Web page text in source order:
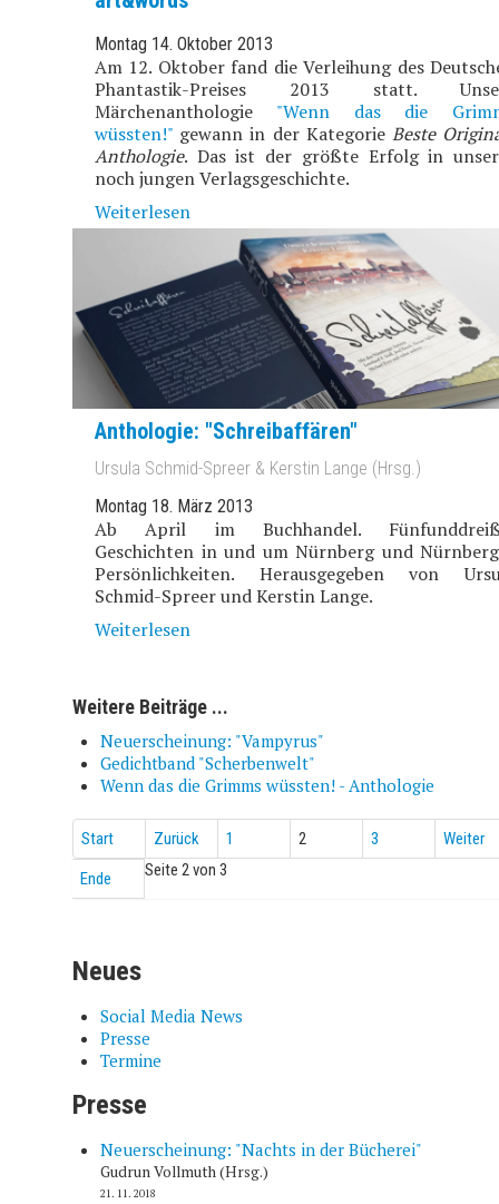
Montag 14. Oktober 2013
Am 12. Oktober fand die Verleihung des
Phantastik-Preises 2013 statt.
Märchenanthologie "Wenn das die
wüssten!" gewann in der Kategorie Beste
Anthologie. Das ist der größte Erfolg in
noch jungen Verlagsgeschichte.
Weiterlesen
Anthologie: "Schreibaffären"
Ursula Schmid-Spreer & Kerstin Lange (Hrsg.)
Montag 18. März 2013
Ab April im Buchhandel.
Geschichten in und um Nürnberg und
Persönlichkeiten. Herausgegeben von
Schmid-Spreer und Kerstin Lange.
Weiterlesen
Weitere Beiträge ...
Neuerscheinung: "Vampyrus"
Gedichtband "Scherbenwelt"
Wenn das die Grimms wüssten! - Anthologie
Start Zurück 1 2 3
Weiter
Ende
Seite 2 von 3
Neues
Social Media News
Presse
Termine
Presse
Neuerscheinung: "Nachts in der Bücherei"
Gudrun Vollmuth (Hrsg.)
21. 11. 2018